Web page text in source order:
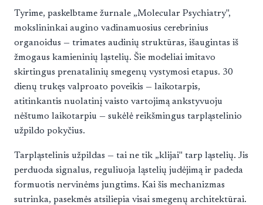
Tyrime, paskelbtame žurnale „Molecular Psychiatry",
mokslininkai augino vadinamuosius cerebrinius
organoidus — trimates audinių struktūras, išaugintas iš
žmogaus kamieninių ląstelių. Šie modeliai imitavo
skirtingus prenatalinių smegenų vystymosi etapus. 30
dienų trukęs valproato poveikis — laikotarpis,
atitinkantis nuolatinį vaisto vartojimą ankstyvuoju
nėštumo laikotarpiu — sukėlė reikšmingus tarpląstelinio
užpildo pokyčius.
Tarpląstelinis užpildas — tai ne tik „klijai" tarp ląstelių. Jis
perduoda signalus, reguliuoja ląstelių judėjimą ir padeda
formuotis nervinėms jungtims. Kai šis mechanizmas
sutrinka, pasekmės atsiliepia visai smegenų architektūrai.